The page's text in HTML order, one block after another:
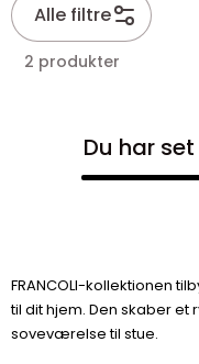
Alle filtre
2 produkter
Du har
FRANCOLI-kollektionen
til dit hjem. Den skaber
soveværelse til stue.